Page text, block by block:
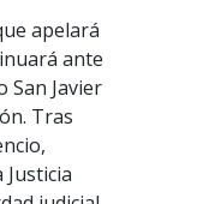
apelará
ante
San Javier
Tras